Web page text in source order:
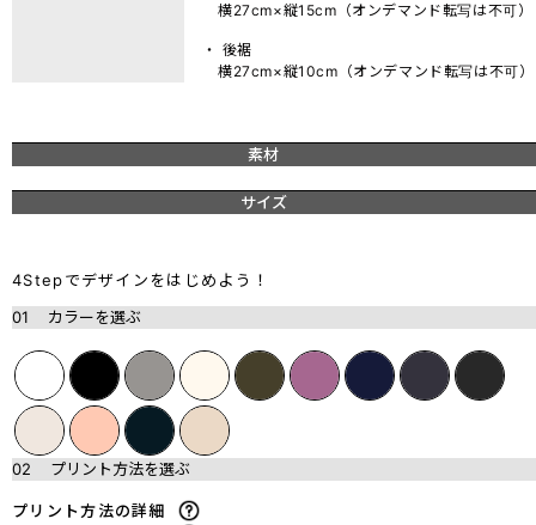
横27cm×縦15cm（オンデマンド転写は不可）
・ 後裾
横27cm×縦10cm（オンデマンド転写は不可）
素材
サイズ
4Stepでデザインをはじめよう！
01
カラーを選ぶ
02 プリント方法を選ぶ
プリント方法の詳細